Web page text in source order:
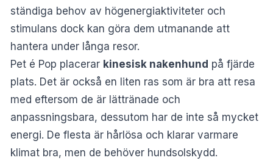
ständiga behov av högenergiaktiviteter och
stimulans dock kan göra dem utmanande att
hantera under långa resor.
Pet é Pop placerar kinesisk nakenhund på fjärde
plats. Det är också en liten ras som är bra att resa
med eftersom de är lättränade och
anpassningsbara, dessutom har de inte så mycket
energi. De flesta är hårlösa och klarar varmare
klimat bra, men de behöver hundsolskydd.